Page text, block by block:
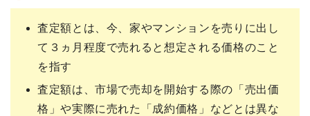
査定額とは、今、家やマンションを売りに出し
て３ヵ月程度で売れると想定される価格のこと
を指す
査定額は、市場で売却を開始する際の「売出価
格」や実際に売れた「成約価格」などとは異な